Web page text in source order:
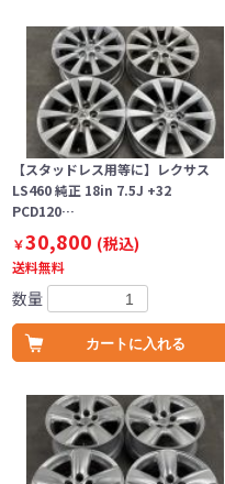
【スタッドレス用等に】レクサス
LS460 純正 18in 7.5J +32
PCD120…
￥30,800 (税込)
送料無料
数量
カートに入れる